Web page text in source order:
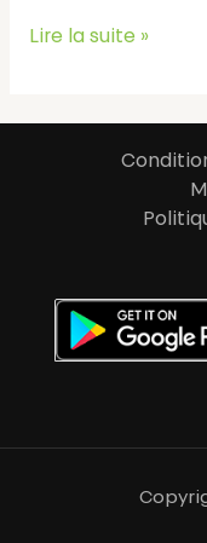
Lire la suite »